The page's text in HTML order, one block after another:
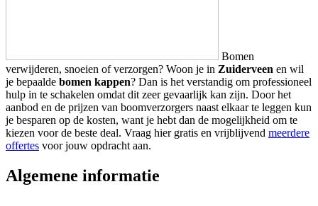
Bomen
verwijderen, snoeien of verzorgen? Woon je in Zuiderveen en wil
je bepaalde bomen kappen? Dan is het verstandig om professioneel
hulp in te schakelen omdat dit zeer gevaarlijk kan zijn. Door het
aanbod en de prijzen van boomverzorgers naast elkaar te leggen kun
je besparen op de kosten, want je hebt dan de mogelijkheid om te
kiezen voor de beste deal. Vraag hier gratis en vrijblijvend meerdere
offertes voor jouw opdracht aan.
Algemene informatie